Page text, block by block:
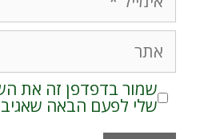
אתר
שמור בדפדפן זה את
שלי לפעם הבאה